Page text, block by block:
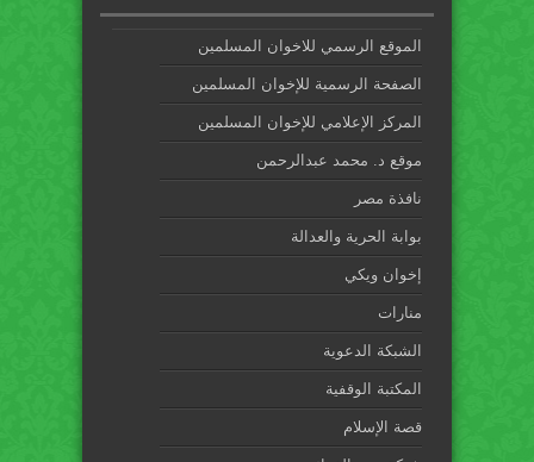
الموقع الرسمي للاخوان المسلمين
الصفحة الرسمية للإخوان المسلمين
المركز الإعلامي للإخوان المسلمين
موقع د. محمد عبدالرحمن
نافذة مصر
بوابة الحرية والعدالة
إخوان ويكي
منارات
الشبكة الدعوية
المكتبة الوقفية
قصة الإسلام